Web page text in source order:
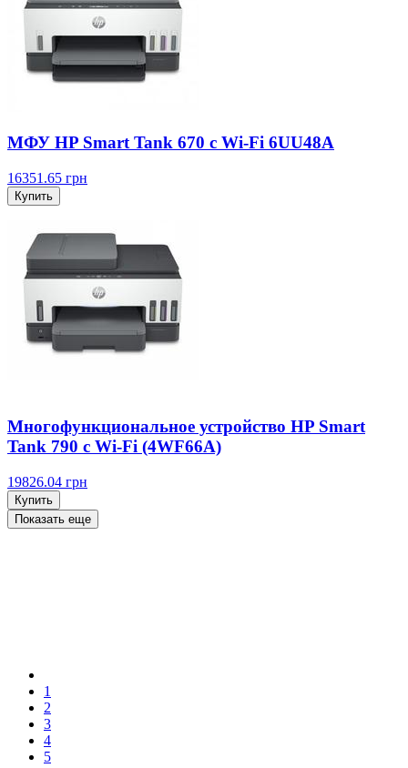
МФУ HP Smart Tank 670 с Wi-Fi 6UU48A
16351.65 грн
Купить
Многофункциональное устройство HP Smart
Tank 790 c Wi-Fi (4WF66A)
19826.04 грн
Купить
Показать еще
1
2
3
4
5